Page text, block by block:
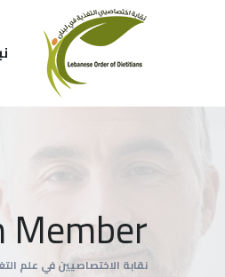
Member
نقابة الاختصاصيين في علم